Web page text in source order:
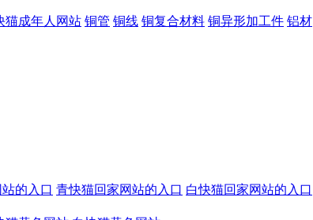
猫成年人网站 铜管 铜线 铜复合材料 铜异形加工件 铝材
的入口 青快猫回家网站的入口 白快猫回家网站的入口